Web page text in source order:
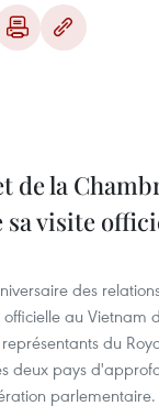
de la
visite
des
au Vietnam
du
deux pays
parlementaire.